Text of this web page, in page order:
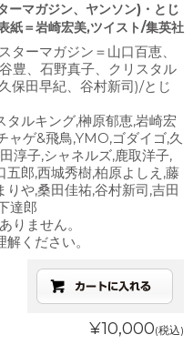
ーマガジン、ヤンソン)・とじ
紙＝岩崎宏美,ツイスト/集英社
ターマガジン＝山口百恵、
豊、石野真子、クリスタル
保田早紀、谷村新司)/とじ
タルキング,榊原郁恵,岩崎宏
ャゲ&飛鳥,YMO,ゴダイゴ,久
淳子,シャネルズ,鹿取洋子,
郎,西城秀樹,柏原よしえ,藤
や,桑田佳祐,谷村新司,吉田
達郎
りません。
ください。
¥10,000(税込)